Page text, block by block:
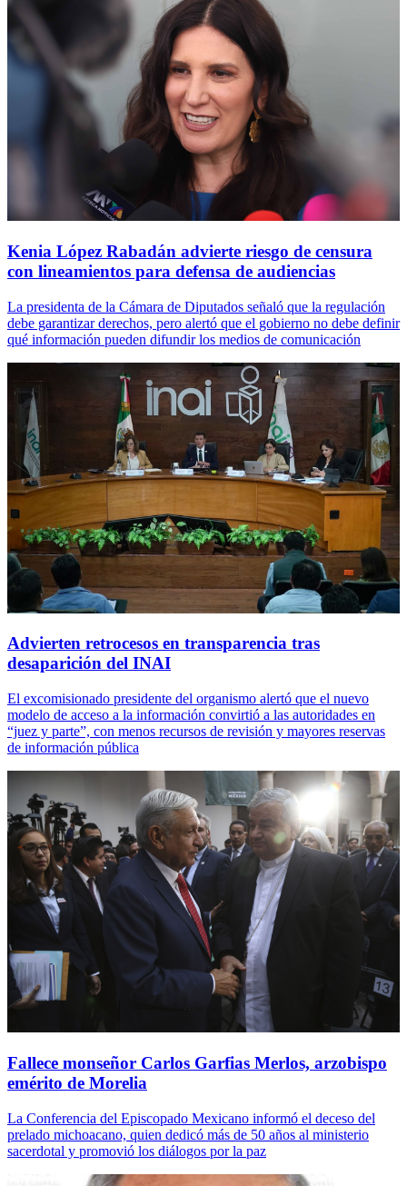
Kenia López Rabadán advierte riesgo de censura
con lineamientos para defensa de audiencias
La presidenta de la Cámara de Diputados señaló que la regulación
debe garantizar derechos, pero alertó que el gobierno no debe definir
qué información pueden difundir los medios de comunicación
Advierten retrocesos en transparencia tras
desaparición del INAI
El excomisionado presidente del organismo alertó que el nuevo
modelo de acceso a la información convirtió a las autoridades en
“juez y parte”, con menos recursos de revisión y mayores reservas
de información pública
Fallece monseñor Carlos Garfias Merlos, arzobispo
emérito de Morelia
La Conferencia del Episcopado Mexicano informó el deceso del
prelado michoacano, quien dedicó más de 50 años al ministerio
sacerdotal y promovió los diálogos por la paz